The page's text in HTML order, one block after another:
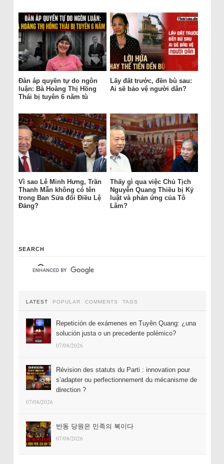
Đàn áp quyền tự do ngôn
luận: Bà Hoàng Thị Hồng
Thái bị tuyên 6 năm tù
Lấy đất trước, đền bù sau:
Ai sẽ bảo vệ người dân?
Vì sao Lê Minh Hưng, Trần
Thanh Mẫn không có tên
trong Ban Sửa đổi Điều Lệ
Đảng?
Thấy gì qua việc Chủ Tịch
Nguyễn Quang Thiều bị Kỷ
luật và phản ứng của Tô
Lâm?
SEARCH
LATEST POPULAR COMMENTS TAGS
Repetición de exámenes en Tuyên Quang: ¿una
solución justa o un precedente polémico?
07/08/2026
Révision des statuts du Parti : innovation pour
s’adapter ou perfectionnement du mécanisme de
direction ?
07/08/2026
반동 당원은 민족의 복이다
07/08/2026